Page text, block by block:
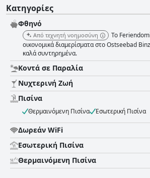
Κατηγορίες
Φθηνό
Από τεχνητή νοημοσύνη
Το
οικονομικά διαμερίσματα στο Ostseebad
καλά συντηρημένα.
Κοντά σε Παραλία
Νυχτερινή Ζωή
Πισίνα
Θερμαινόμενη Πισίνα Εσωτερική Πισίνα
Δωρεάν WiFi
Εσωτερική Πισίνα
Θερμαινόμενη Πισίνα